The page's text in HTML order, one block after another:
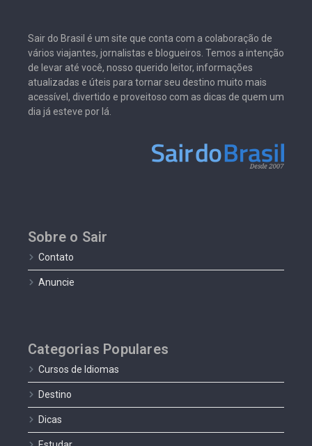
Sair do Brasil é um site que conta com a colaboração de
vários viajantes, jornalistas e blogueiros. Temos a intenção
de levar até você, nosso querido leitor, informações
atualizadas e úteis para tornar seu destino muito mais
acessível, divertido e proveitoso com as dicas de quem um
dia já esteve por lá.
Sobre o Sair
Contato
Anuncie
Categorias Populares
Cursos de Idiomas
Destino
Dicas